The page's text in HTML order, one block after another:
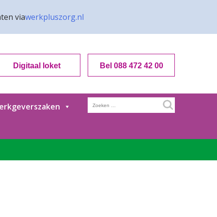
viawerkpluszorg.nl
Digitaal loket Bel 088 472 42 00
Zoeken
naar: